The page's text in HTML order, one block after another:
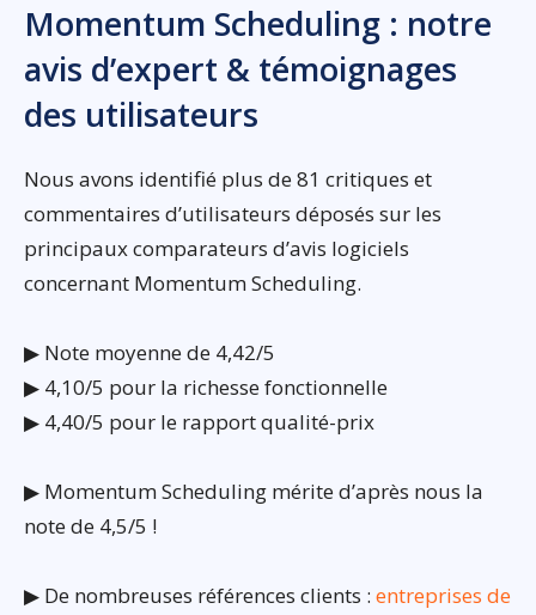
Momentum Scheduling : notre
avis d’expert & témoignages
des utilisateurs
Nous avons identifié plus de 81 critiques et
commentaires d’utilisateurs déposés sur les
principaux comparateurs d’avis logiciels
concernant Momentum Scheduling.
▶ Note moyenne de 4,42/5
▶ 4,10/5 pour la richesse fonctionnelle
▶ 4,40/5 pour le rapport qualité-prix
▶ Momentum Scheduling mérite d’après nous la
note de 4,5/5 !
▶ De nombreuses références clients : entreprises de